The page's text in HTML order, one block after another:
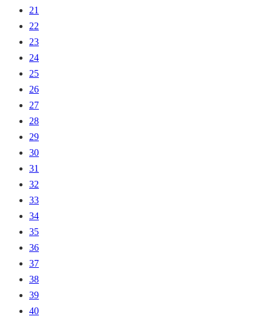
21
22
23
24
25
26
27
28
29
30
31
32
33
34
35
36
37
38
39
40